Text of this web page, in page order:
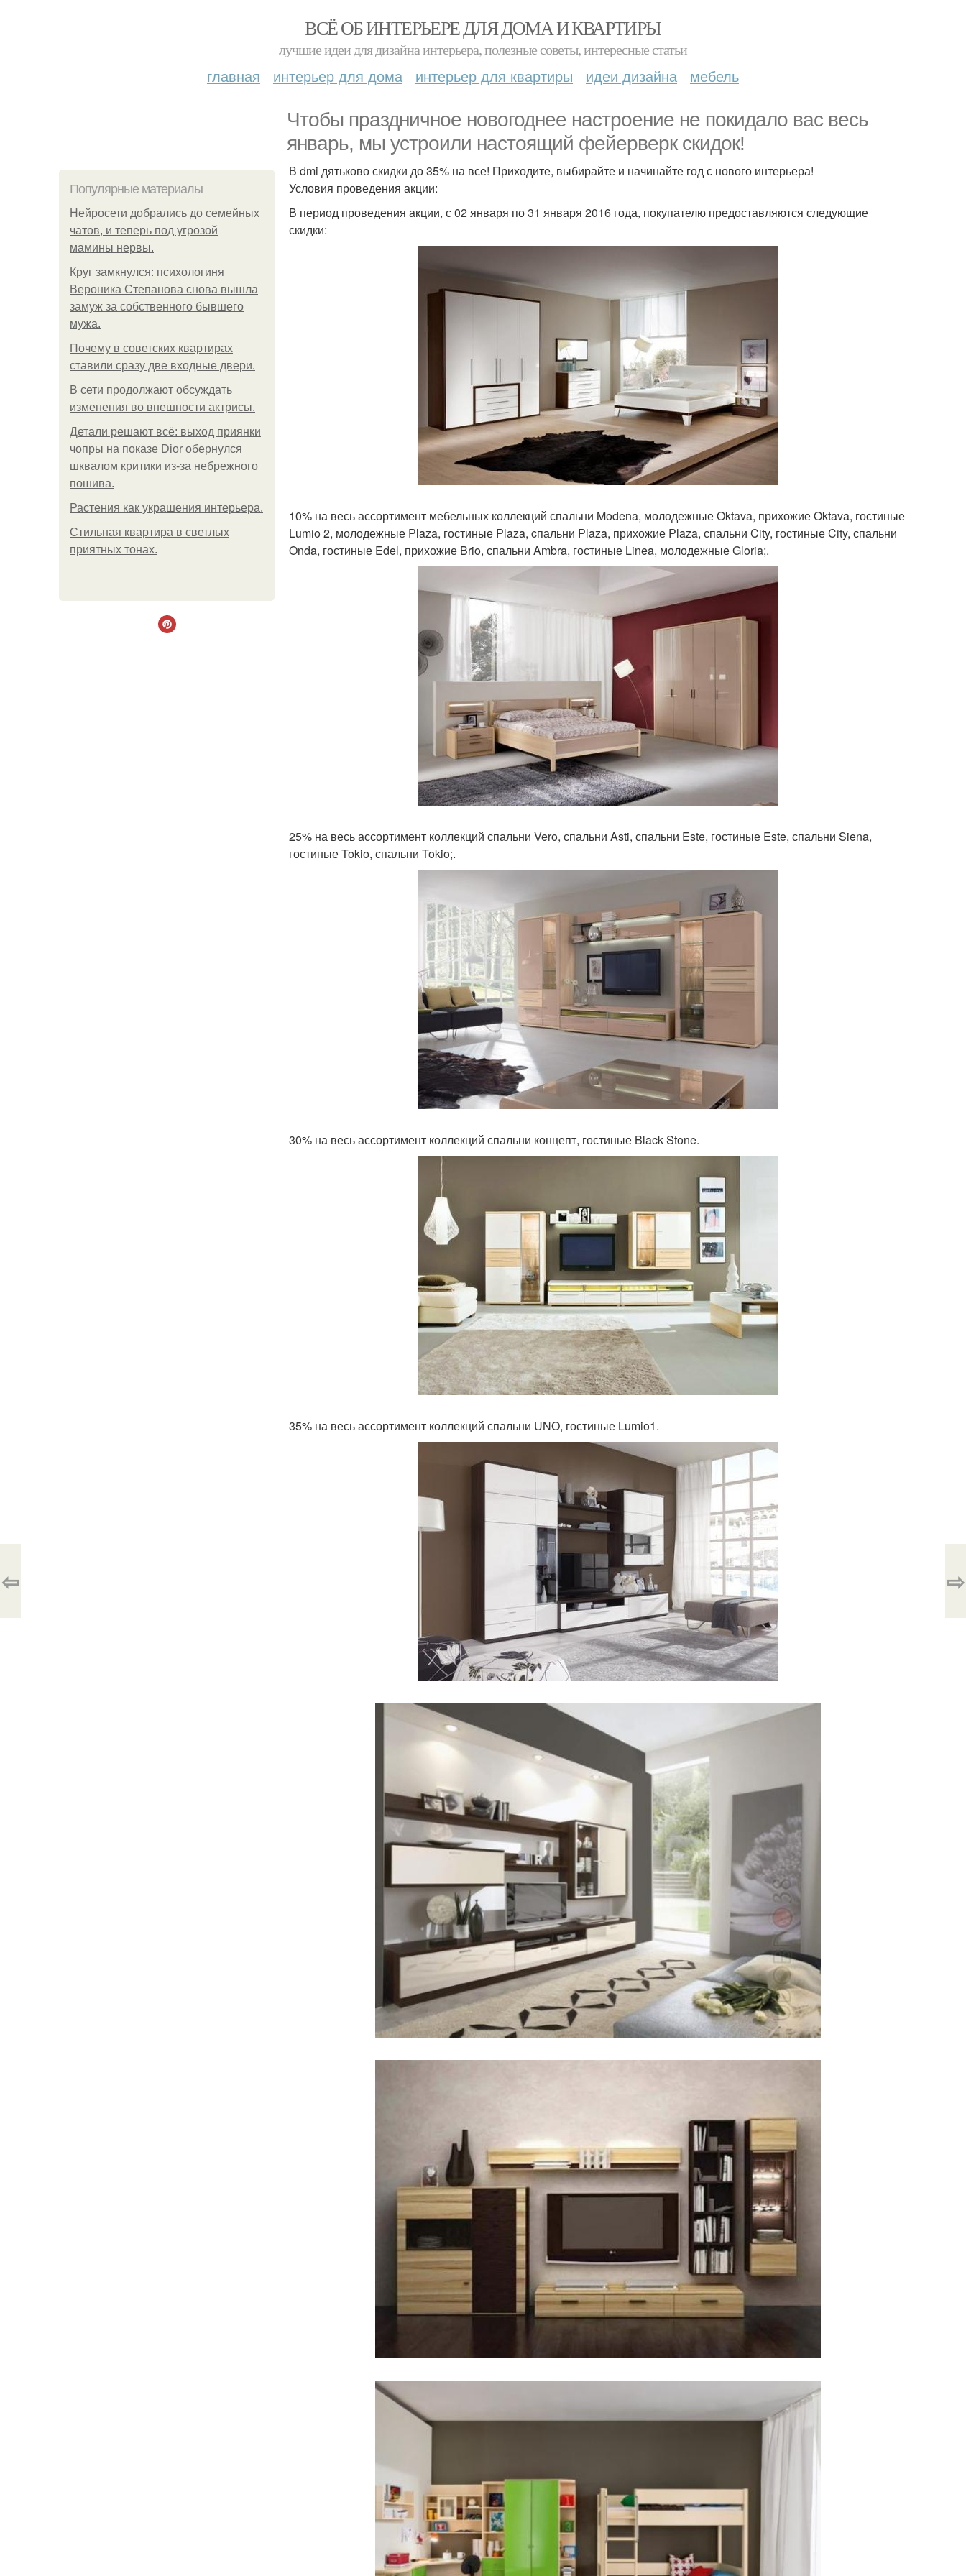
ВСЁ ОБ ИНТЕРЬЕРЕ ДЛЯ ДОМА И КВАРТИРЫ
лучшие идеи для дизайна интерьера, полезные советы, интересные статьи
главная интерьер для дома интерьер для квартиры идеи дизайна мебель
Чтобы праздничное новогоднее настроение не покидало вас весь
январь, мы устроили настоящий фейерверк скидок!
Популярные материалы
Нейросети добрались до семейных
чатов, и теперь под угрозой
мамины нервы.
Круг замкнулся: психологиня
Вероника Степанова снова вышла
замуж за собственного бывшего
мужа.
Почему в советских квартирах
ставили сразу две входные двери.
В сети продолжают обсуждать
изменения во внешности актрисы.
Детали решают всё: выход приянки
чопры на показе Dior обернулся
шквалом критики из-за небрежного
пошива.
Растения как украшения интерьера.
Стильная квартира в светлых
приятных тонах.
В dmi дятьково скидки до 35% на все! Приходите, выбирайте и начинайте год с нового интерьера!
Условия проведения акции:
В период проведения акции, с 02 января по 31 января 2016 года, покупателю предоставляются следующие
скидки:
10% на весь ассортимент мебельных коллекций спальни Modena, молодежные Oktava, прихожие Oktava, гостиные
Lumio 2, молодежные Plaza, гостиные Plaza, cпальни Plaza, прихожие Plaza, спальни City, гостиные City, спальни
Onda, гостиные Edel, прихожие Brio, спальни Ambra, гостиные Linea, молодежные Gloria;.
25% на весь ассортимент коллекций спальни Vero, спальни Asti, спальни Este, гостиные Este, спальни Siena,
гостиные Tokio, спальни Tokio;.
30% на весь ассортимент коллекций спальни концепт, гостиные Black Stone.
35% на весь ассортимент коллекций спальни UNO, гостиные Lumio1.
⇦ ⇨